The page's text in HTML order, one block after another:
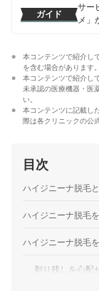
ガイド
サー
メ」
本コンテンツで紹介し
を含む場合があります
本コンテンツで紹介し
未承認の医療機器・医
い。
本コンテンツに記載し
際は各クリニックの公
目次
ハイジニーナ脱毛
ハイジニーナ脱毛
ハイジニーナ脱毛
剃り残しを心配